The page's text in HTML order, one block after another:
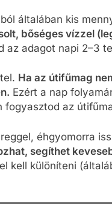
általában kis
bőséges vízzel
az adagot napi 2–3
Ha az útifűmag
Ezért a nap
fogyasztod az
éhgyomorra
segíthet
kell különíteni